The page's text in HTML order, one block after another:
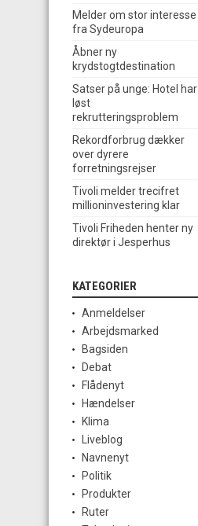
Melder om stor interesse
fra Sydeuropa
Åbner ny
krydstogtdestination
Satser på unge: Hotel har
løst
rekrutteringsproblem
Rekordforbrug dækker
over dyrere
forretningsrejser
Tivoli melder trecifret
millioninvestering klar
Tivoli Friheden henter ny
direktør i Jesperhus
KATEGORIER
Anmeldelser
Arbejdsmarked
Bagsiden
Debat
Flådenyt
Hændelser
Klima
Liveblog
Navnenyt
Politik
Produkter
Ruter